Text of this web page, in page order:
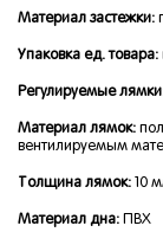
Материал застежки:
Упаковка ед. товара:
Регулируемые
Материал лямок:
вентилируемым
Толщина лямок: 10
Материал дна: ПВХ